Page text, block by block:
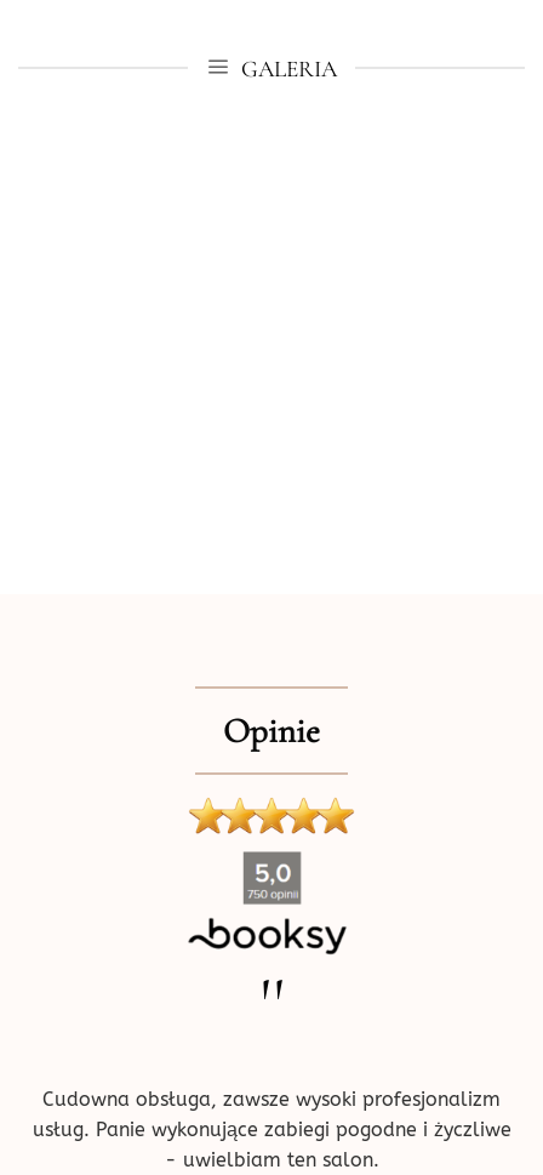
GALERIA
Opinie
''
Cudowna obsługa, zawsze wysoki profesjonalizm
usług. Panie wykonujące zabiegi pogodne i życzliwe
- uwielbiam ten salon.